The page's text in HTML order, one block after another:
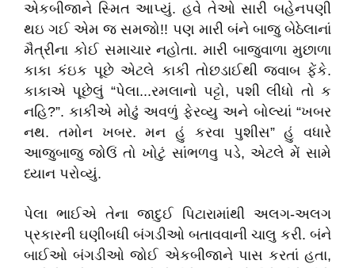
એકબીજાને સ્મિત આપ્યું. હવે તેઓ સારી બહેનપણી
થઇ ગઈ એમ જ સમજો!! પણ મારી બંને બાજુ બેઠેલાનાં
મૈત્રીના કોઈ સમાચાર નહોતા. મારી બાજુવાળા મુછાળા
કાકા કંઇક પૂછે એટલે કાકી તોછડાઈથી જવાબ ફેંકે.
કાકાએ પૂછેલું “પેલા...રમલાનો પટ્ટો, પશી લીધો તો ક
નહિ?”. કાકીએ મોઢું અવળું ફેરવ્યુ અને બોલ્યાં “ખબર
નથ. તમોન ખબર. મન હું કરવા પુશીસ” હું વધારે
આજુબાજુ જોઉં તો ખોટું સાંભળવુ પડે, એટલે મેં સામે
ધ્યાન પરોવ્યું.
પેલા ભાઈએ તેના જાદુઈ પિટારામાંથી અલગ-અલગ
પ્રકારની ઘણીબધી બંગડીઓ બતાવવાની ચાલુ કરી. બંને
બાઈઓ બંગડીઓ જોઈ એકબીજાને પાસ કરતાં હતા,